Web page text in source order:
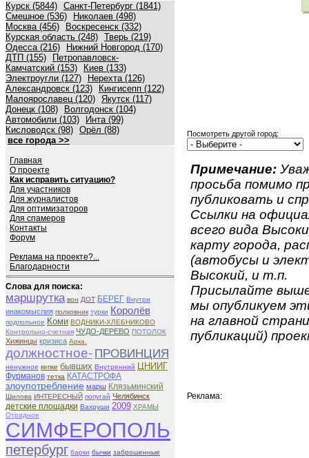
Курск (5844) Санкт-Петербург (1841)
Смешное (536)
Николаев (498)
Москва (456)
Воскресенск (332)
Курская область (248) Тверь (219)
Одесса (216)
Нижний Новгород (170)
ДТП (155)
Петропавловск-
Камчатский (153)
Киев (133)
Электроугли (127)
Нерехта (126)
Александровск (123)
Кингисепп (122)
Малоярославец (120) Якутск (117)
Донецк (108)
Волгодонск (104)
Автомобили (103)
Инта (99)
Кисловодск (98) Орёл (88)
все города >>
Главная
О проекте
Как исправить ситуацию?
Для участников
Для журналистов
Для оптимизаторов
Для спамеров
Контакты
Форум
Реклама на проекте?...
Благодарности
Слова для поиска:
маршрутка вон ДОТ БЕРЕГ Внутри
инакомыслия полковник турки Королёв
подпольное Коми ВОДНИКИ-ХЛЕБНИКОВО
Контрольно-счетная ЧУДО-ДЕРЕВО ПОТОЛОК
Хижинцы кризиса Арка.
должностное- ПРОВИНЦИЯ
ненужное кепке бывших Внутренний ЦНИИГ
Фурманов тетка КАТАСТРОФА
злоупотребление марш Клязьминский
Шилова ИНТЕРЕСНЫЙ попугай Челябинск
детские площадки Вахруши 2009 ХРАМЫ
Отрадное
СИМФЕРОПОЛЬ
петербург барки бычки заброшенные
Посмотреть другой город:
Примечание:
просьба помимо
публиковать и
Ссылки на
всего вида
карту города,
(автобусы и
Высокий, и т.п.
Присылайте
мы опубликуем
на главной
публикаций)
Реклама: